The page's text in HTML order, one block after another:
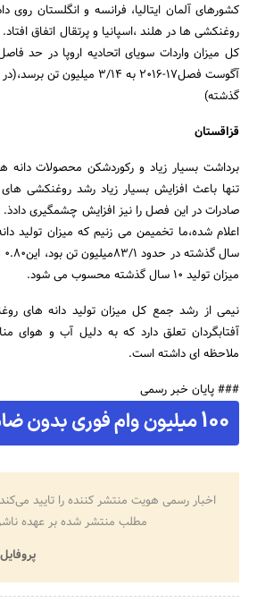
کشورهای آلمان ایتالیا، فرانسه و انگلستان
روغنکشی ها در هلند ،اسپانیا و پرتقال اتفاق
کل میزان واردات سویای اتحادیه اروپا در حد
گذشته)
قزاقستان
برداشت بسیار زیاد و رکوردشکن محصولات دانه
تنها باعث افزایش بسیار زیاد رشد روغنکشی
صادرات در این فصل را نیز افزایش چشمگیری دادذ.
اعلام شده،ما تخمیمن می زنیم که میزان تولید
میزان تولید 10 سال گذشته محسوب می شود.
نیمی از رشد جمع کل میزان تولید دانه های
آفتابگردان تعلق دارد که به دلیل آب و هوای
ملاحظه ای داشته است.
### پایان خبر رسمی
اخبار رسمی هویت منتشر کننده را تایید
مطلب منتشر شده بر عهده